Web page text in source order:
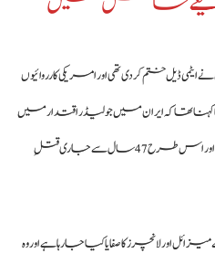
ڈیل ختم کر دی تھی اور امریکی کارروائیوں
کہنا تھا کہ ایران میں جو لیڈر اقتدار میں
آنا چاہتے تھے، وہ حملوں میں مارے گئے، اور اس طرح 47 سال سے جاری قتلِ
اور لانچرز کا صفایا کیا جا رہا ہے اور وہ